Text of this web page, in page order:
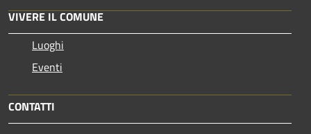
VIVERE IL COMUNE
Luoghi
Eventi
CONTATTI